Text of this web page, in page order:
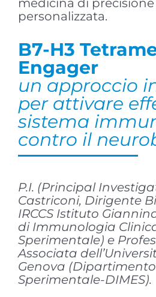
medicina di
personalizzata.
B7-H3
Engager
un approccio
per attivare
sistema
contro il
P.I. (Principal
Castriconi, Dirigente
IRCCS Istituto
di Immunologia
Sperimentale) e
Associata
Genova
Sperimentale-DIMES).